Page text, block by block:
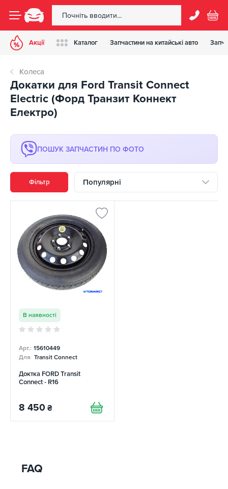
Акції Каталог Запчастини на китайські авто
Колеса
Докатки для Ford Transit Connect
Electric (Форд Транзит Коннект
Електро)
ПОШУК ЗАПЧАСТИН ПО ФОТО
Фільтр Популярні
В наявності
Арт.: 15610449
Для Transit Connect
Доктка FORD Transit
Connect - R16
8 450 ₴
FAQ